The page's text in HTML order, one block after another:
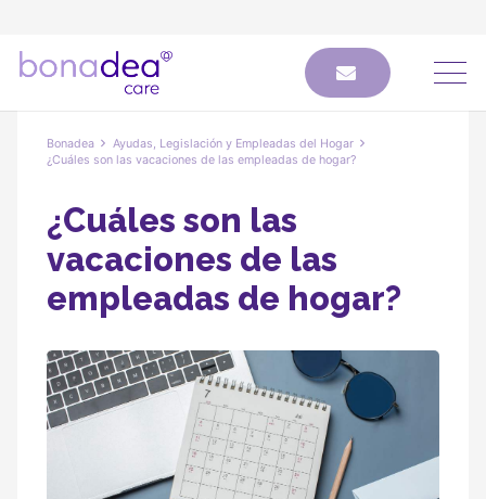
Bonadea
Ayudas, Legislación y Empleadas del Hogar
¿Cuáles son las vacaciones de las empleadas de hogar?
¿Cuáles son las
vacaciones de las
empleadas de hogar?